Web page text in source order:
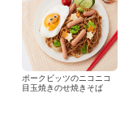
ポークビッツのニコニコ
目玉焼きのせ焼きそば